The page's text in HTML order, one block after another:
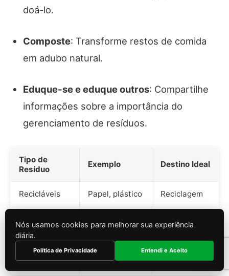
doá-lo.
Composte: Transforme restos de comida
em adubo natural.
Eduque-se e eduque outros: Compartilhe
informações sobre a importância do
gerenciamento de resíduos.
Tipo de
Resíduo
Exemplo Destino Ideal
Recicláveis Papel, plástico Reciclagem
Orgânicos
comida
Composto
Não
recicláveis
Lixo comum
Aterro
sanitário
Nós usamos cookies para melhorar sua experiência
diária.
Política de Privacidade Entendi e Aceito